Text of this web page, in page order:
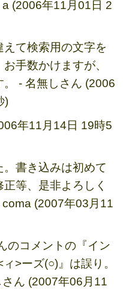
(2006年11月01日 2
えて検索用の文字を
手数かけますが、
- 名無しさん (2006
)
年11月14日 19時5
書き込みは初めて
等、是非よろしく
(2007年03月11
のコメントの『イン
>ーズ(○)』は誤り。
ん (2007年06月11